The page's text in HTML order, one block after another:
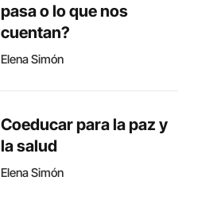
pasa o lo que nos
cuentan?
Elena Simón
Coeducar para la paz y
la salud
Elena Simón